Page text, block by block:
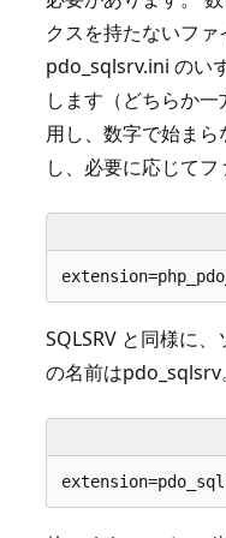
クスを持たないフ
pdo_sqlsrv.ini のい
します（どちらか
用し、数字で始ま
し、必要に応じて
SQLSRV と同様に
の名前はpdo_sqlsrv